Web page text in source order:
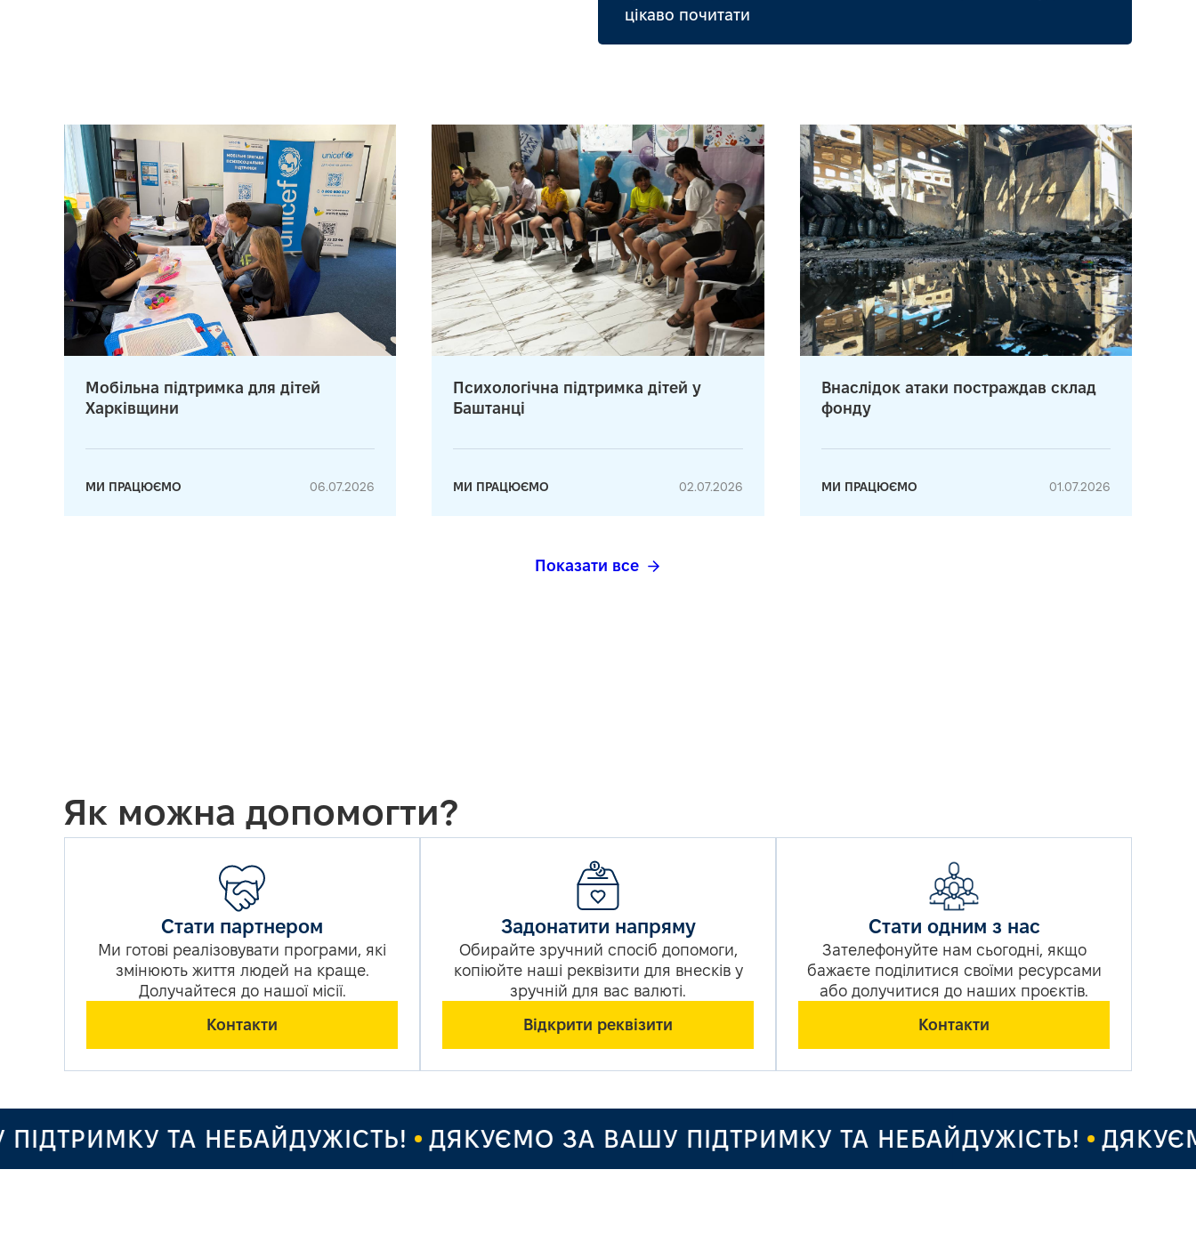
цікаво почитати
Мобільна підтримка для дітей
Харківщини
МИ ПРАЦЮЄМО 06.07.2026
Психологічна підтримка дітей у
Баштанці
МИ ПРАЦЮЄМО 02.07.2026
Внаслідок атаки постраждав склад
фонду
МИ ПРАЦЮЄМО 01.07.2026
Показати все
Як можна допомогти?
Стати партнером
Ми готові реалізовувати програми, які
змінюють життя людей на краще.
Долучайтеся до нашої місії.
Контакти
Задонатити напряму
Обирайте зручний спосіб допомоги,
копіюйте наші реквізити для внесків у
зручній для вас валюті.
Відкрити реквізити
Стати одним з нас
Зателефонуйте нам сьогодні, якщо
бажаєте поділитися своїми ресурсами
або долучитися до наших проєктів.
Контакти
ТА НЕБАЙДУЖІСТЬ! ДЯКУЄМО ЗА ВАШУ ПІДТРИМКУ ТА НЕБАЙДУЖІСТЬ!